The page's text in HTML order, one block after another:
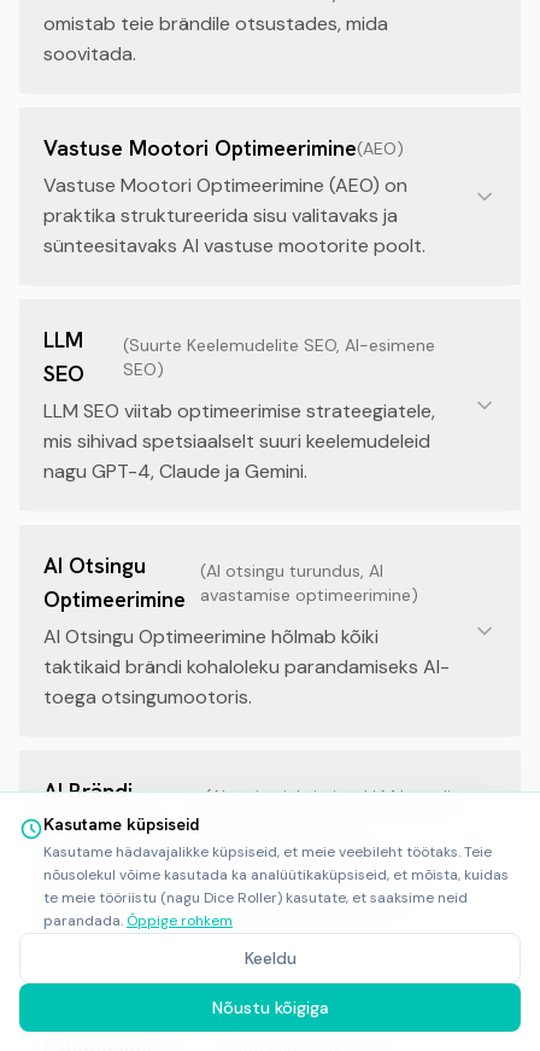
omistab teie brändile otsustades, mida
soovitada.
Vastuse Mootori Optimeerimine(AEO)
Vastuse Mootori Optimeerimine (AEO) on
praktika struktureerida sisu valitavaks ja
sünteesitavaks AI vastuse mootorite poolt.
LLM
SEO
(Suurte Keelemudelite SEO, AI-esimene
SEO)
LLM SEO viitab optimeerimise strateegiatele,
mis sihivad spetsiaalselt suuri keelemudeleid
nagu GPT-4, Claude ja Gemini.
AI Otsingu
Optimeerimine
(AI otsingu turundus, AI
avastamise optimeerimine)
AI Otsingu Optimeerimine hõlmab kõiki
taktikaid brändi kohaloleku parandamiseks AI-
toega otsingumootoris.
AI Brändi
Turvalisus
(AI maine juhtimine, LLM brändi
AI brändi turvalisus hõlmab jälgimist ja
parandamist selles, kuidas AI arutab teie
brändi.
Teema laienemine,
Kasutame küpsiseid
Kasutame hädavajalikke küpsiseid, et meie veebileht töötaks. Teie
nõusolekul võime kasutada ka analüütikaküpsiseid, et mõista, kuidas
te meie tööriistu (nagu Dice Roller) kasutate, et saaksime neid
parandada. Õppige rohkem
Keeldu
Nõustu kõigiga